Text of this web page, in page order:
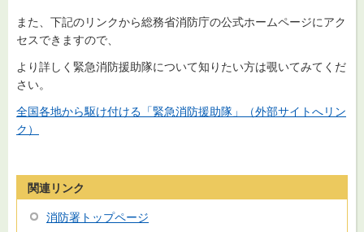
また、下記のリンクから総務省消防庁の公式ホームページにアク
セスできますので、
より詳しく緊急消防援助隊について知りたい方は覗いてみてくだ
さい。
全国各地から駆け付ける「緊急消防援助隊」（外部サイトへリン
ク）
関連リンク
消防署トップページ